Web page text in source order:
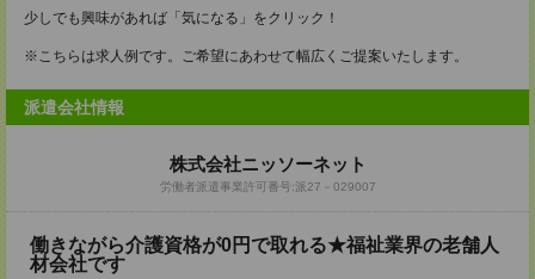
少しでも興味があれば「気になる」をクリック！
※こちらは求人例です。ご希望にあわせて幅広くご提案いたします。
派遣会社情報
株式会社ニッソーネット
労働者派遣事業許可番号:派27－029007
働きながら介護資格が0円で取れる★福祉業界の老舗人
材会社です